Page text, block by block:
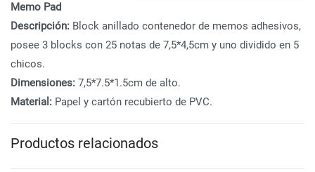
Memo Pad
Descripción: Block anillado contenedor de memos adhesivos,
posee 3 blocks con 25 notas de 7,5*4,5cm y uno dividido en 5
chicos.
Dimensiones: 7,5*7.5*1.5cm de alto.
Material: Papel y cartón recubierto de PVC.
Productos relacionados